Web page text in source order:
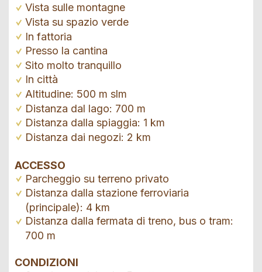
Vista sulle montagne
Vista su spazio verde
In fattoria
Presso la cantina
Sito molto tranquillo
In città
Altitudine: 500 m slm
Distanza dal lago: 700 m
Distanza dalla spiaggia: 1 km
Distanza dai negozi: 2 km
ACCESSO
Parcheggio su terreno privato
Distanza dalla stazione ferroviaria
(principale): 4 km
Distanza dalla fermata di treno, bus o tram:
700 m
CONDIZIONI